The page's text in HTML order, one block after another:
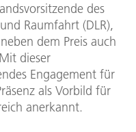
des
Raumfahrt (DLR),
dem Preis auch
dieser
Engagement für
als Vorbild für
anerkannt.